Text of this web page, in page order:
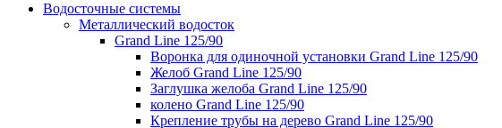
Водосточные системы
Металлический водосток
Grand Line 125/90
Воронка для одиночной установки Grand Line 125/90
Желоб Grand Line 125/90
Заглушка желоба Grand Line 125/90
колено Grand Line 125/90
Крепление трубы на дерево Grand Line 125/90